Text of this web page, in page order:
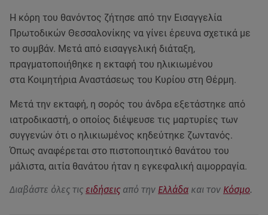
Η κόρη του θανόντος ζήτησε από την Εισαγγελία
Πρωτοδικών Θεσσαλονίκης να γίνει έρευνα σχετικά με
το συμβάν. Μετά από εισαγγελική διάταξη,
πραγματοποιήθηκε η εκταφή του ηλικιωμένου
στα Kοιμητήρια Αναστάσεως του Κυρίου στη Θέρμη.
Μετά την εκταφή, η σορός του άνδρα εξετάστηκε από
ιατροδικαστή, ο οποίος διέψευσε τις μαρτυρίες των
συγγενών ότι ο ηλικιωμένος κηδεύτηκε ζωντανός.
Όπως αναφέρεται στο πιστοποιητικό θανάτου του
μάλιστα, αιτία θανάτου ήταν η εγκεφαλική αιμορραγία.
Διαβάστε όλες τις ειδήσεις από την Ελλάδα και τον Κόσμο.